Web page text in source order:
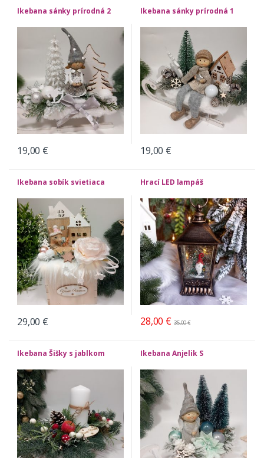
Ikebana sánky prírodná 2
19,00 €
Ikebana sánky prírodná 1
19,00 €
Ikebana sobík svietiaca
29,00 €
Hrací LED lampáš
28,00 € 35,00€
Ikebana Šišky s jablkom Ikebana Anjelik S